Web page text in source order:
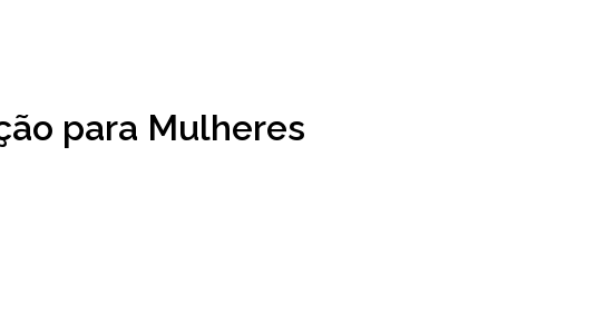
para Mulheres